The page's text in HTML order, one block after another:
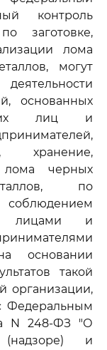
контроль
заготовке,
лома
могут
основанных
лиц и
хранение,
черных
по
лицами и
основании
такой
организации,
Федеральным
N 248-ФЗ "О
(надзоре) и